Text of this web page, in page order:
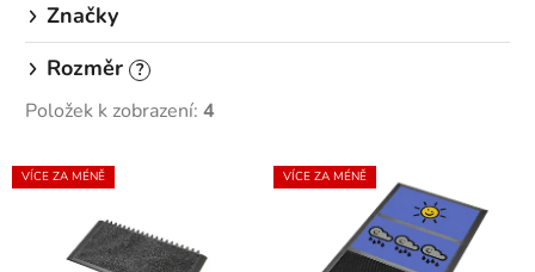
Značky
Rozměr ?
Položek k zobrazení: 4
V
ý
VÍCE ZA MÉNĚ VÍCE ZA MÉNĚ